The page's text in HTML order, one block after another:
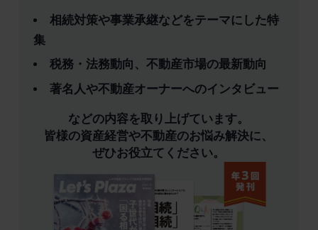
相続対策や事業承継などをテーマにした特
集
税務・法務動向、不動産市場の最新動向
著名人や不動産オーナーへのインタビュー
などの内容を取り上げています。
皆様の資産経営や不動産のお悩み解決に、
ぜひお役立てください。